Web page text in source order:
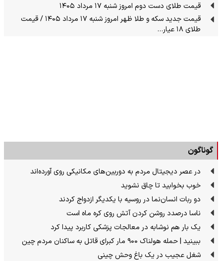
قیمت طلای دست دوم امروز شنبه ۱۷ مرداد ۱۴۰۵
قیمت جدید سکه و طلا ظهر امروز شنبه ۱۷ مرداد ۱۴۰۵ / قیمت
طلای ۱۸ عیار…
گوناگون
در عصر دیجیتال مردم به دوربین‌های مکانیکی روی آورده‌اند
خوب بخوابید تا چاق نشوید
دو ربات انسان‌نما در روسیه با یکدیگر ازدواج کردند
ناسا درصدد روشن کردن آتش روی کره ماه است
یک بار هم نوشابه در معالجات پزشکی کاربرد پیدا کرد
ببینید | حمله هولناک ۹۰۰ مار کبرای قاتل به ساکنان مردم چین
شغل عجیب در یک باغ وحش چینی